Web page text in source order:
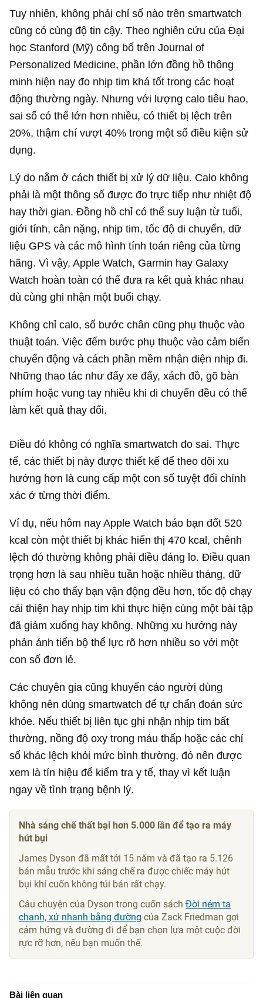
Tuy nhiên, không phải chỉ số nào trên smartwatch
cũng có cùng độ tin cậy. Theo nghiên cứu của Đại
học Stanford (Mỹ) công bố trên Journal of
Personalized Medicine, phần lớn đồng hồ thông
minh hiện nay đo nhịp tim khá tốt trong các hoạt
động thường ngày. Nhưng với lượng calo tiêu hao,
sai số có thể lớn hơn nhiều, có thiết bị lệch trên
20%, thậm chí vượt 40% trong một số điều kiện sử
dụng.
Lý do nằm ở cách thiết bị xử lý dữ liệu. Calo không
phải là một thông số được đo trực tiếp như nhiệt độ
hay thời gian. Đồng hồ chỉ có thể suy luận từ tuổi,
giới tính, cân nặng, nhịp tim, tốc độ di chuyển, dữ
liệu GPS và các mô hình tính toán riêng của từng
hãng. Vì vậy, Apple Watch, Garmin hay Galaxy
Watch hoàn toàn có thể đưa ra kết quả khác nhau
dù cùng ghi nhận một buổi chạy.
Không chỉ calo, số bước chân cũng phụ thuộc vào
thuật toán. Việc đếm bước phụ thuộc vào cảm biến
chuyển động và cách phần mềm nhận diện nhịp đi.
Những thao tác như đẩy xe đẩy, xách đồ, gõ bàn
phím hoặc vung tay nhiều khi di chuyển đều có thể
làm kết quả thay đổi.
Điều đó không có nghĩa smartwatch đo sai. Thực
tế, các thiết bị này được thiết kế để theo dõi xu
hướng hơn là cung cấp một con số tuyệt đối chính
xác ở từng thời điểm.
Ví dụ, nếu hôm nay Apple Watch báo bạn đốt 520
kcal còn một thiết bị khác hiển thị 470 kcal, chênh
lệch đó thường không phải điều đáng lo. Điều quan
trọng hơn là sau nhiều tuần hoặc nhiều tháng, dữ
liệu có cho thấy bạn vận động đều hơn, tốc độ chạy
cải thiện hay nhịp tim khi thực hiện cùng một bài tập
đã giảm xuống hay không. Những xu hướng này
phản ánh tiến bộ thể lực rõ hơn nhiều so với một
con số đơn lẻ.
Các chuyên gia cũng khuyến cáo người dùng
không nên dùng smartwatch để tự chẩn đoán sức
khỏe. Nếu thiết bị liên tục ghi nhận nhịp tim bất
thường, nồng độ oxy trong máu thấp hoặc các chỉ
số khác lệch khỏi mức bình thường, đó nên được
xem là tín hiệu để kiểm tra y tế, thay vì kết luận
ngay về tình trạng bệnh lý.
Nhà sáng chế thất bại hơn 5.000 lần để tạo ra máy
hút bụi
James Dyson đã mất tới 15 năm và đã tạo ra 5.126
bản mẫu trước khi sáng chế ra được chiếc máy hút
bụi khí cuốn không túi bán rất chạy.
Câu chuyện của Dyson trong cuốn sáchĐời ném ta
chanh, xử nhanh bằng đường của Zack Friedman gợi
cảm hứng và đường đi để bạn chọn lựa một cuộc đời
rực rỡ hơn, nếu bạn muốn thế.
Bài liên quan